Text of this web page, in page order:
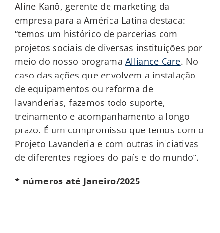
Aline Kanô, gerente de marketing da
empresa para a América Latina destaca:
“temos um histórico de parcerias com
projetos sociais de diversas instituições por
meio do nosso programaAlliance Care. No
caso das ações que envolvem a instalação
de equipamentos ou reforma de
lavanderias, fazemos todo suporte,
treinamento e acompanhamento a longo
prazo. É um compromisso que temos com o
Projeto Lavanderia e com outras iniciativas
de diferentes regiões do país e do mundo”.
* números até Janeiro/2025